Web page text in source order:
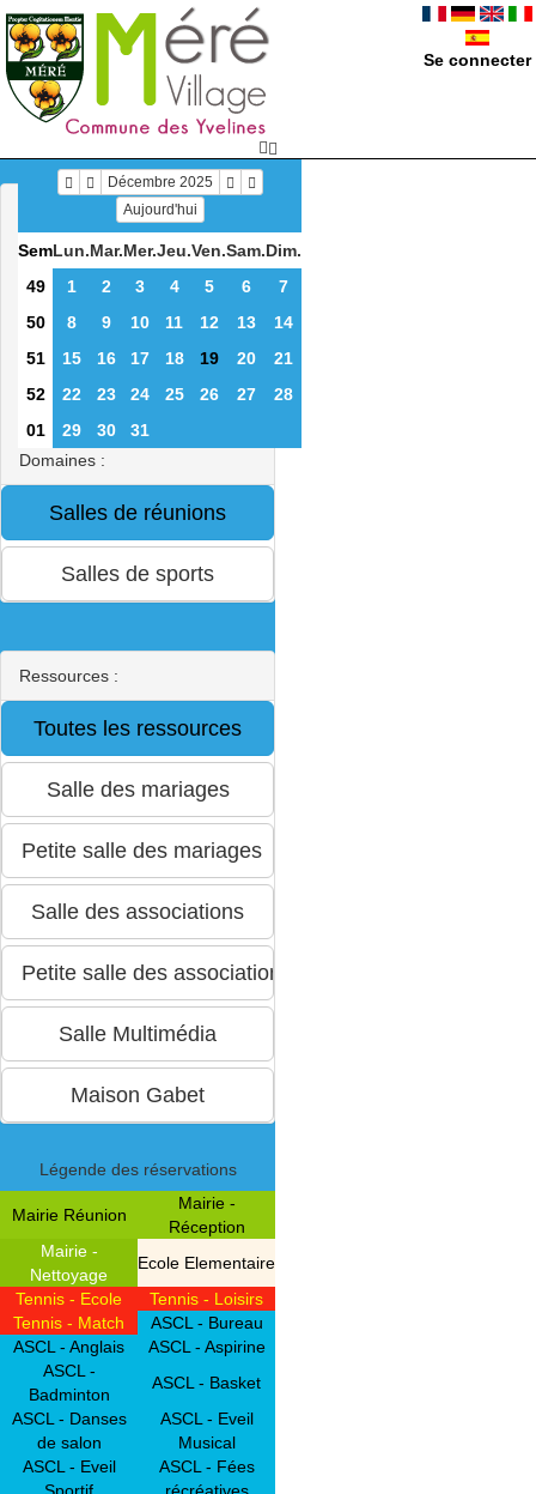
Se connecter
Décembre 2025
Aujourd'hui
SemLun.Mar.Mer.Jeu.Ven.Sam.Dim.
49
1 2 3 4 5 6
7
50
8 9 10 11 12 13
14
51
15 16 17 18 19 20
21
52
22 23 24 25 26 27
28
01
29 30
31
Domaines :
Ressources :
Légende des réservations
Mairie Réunion
Mairie -
Réception
Mairie -
Nettoyage
Ecole Elementaire
Tennis - Ecole
Tennis - Loisirs
Tennis - Match
ASCL - Bureau
ASCL - Anglais
ASCL - Aspirine
ASCL -
Badminton
ASCL - Basket
ASCL - Danses
de salon
ASCL - Eveil
Musical
ASCL - Eveil
Sportif
ASCL - Fées
récréatives